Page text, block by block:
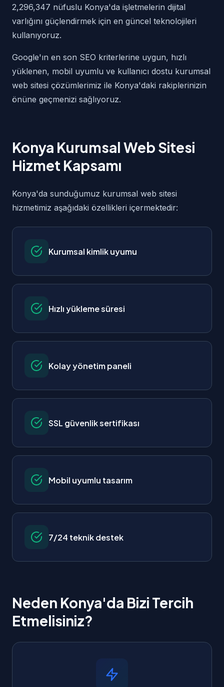
2,296,347 nüfuslu Konya'da işletmelerin dijital
varlığını güçlendirmek için en güncel teknolojileri
kullanıyoruz.
Google'ın en son SEO kriterlerine uygun, hızlı
yüklenen, mobil uyumlu ve kullanıcı dostu kurumsal
web sitesi çözümlerimiz ile Konya'daki rakiplerinizin
önüne geçmenizi sağlıyoruz.
Konya Kurumsal Web Sitesi
Hizmet Kapsamı
Konya'da sunduğumuz kurumsal web sitesi
hizmetimiz aşağıdaki özellikleri içermektedir:
Kurumsal kimlik uyumu
Hızlı yükleme süresi
Kolay yönetim paneli
SSL güvenlik sertifikası
Mobil uyumlu tasarım
7/24 teknik destek
Neden Konya'da Bizi Tercih
Etmelisiniz?